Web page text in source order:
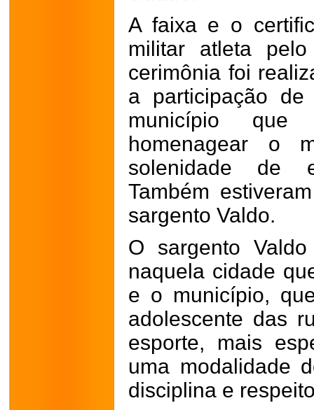
A faixa e o
militar atleta
cerimônia foi
a participação de
município que
homenagear o
solenidade de
Também
sargento Valdo.
O sargento
naquela cidade
e o município,
adolescente das
esporte, mais
uma modalidade
disciplina e